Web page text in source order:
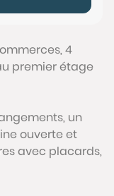
4
premier étage
un
ouverte et
avec placards,
sol en plus!